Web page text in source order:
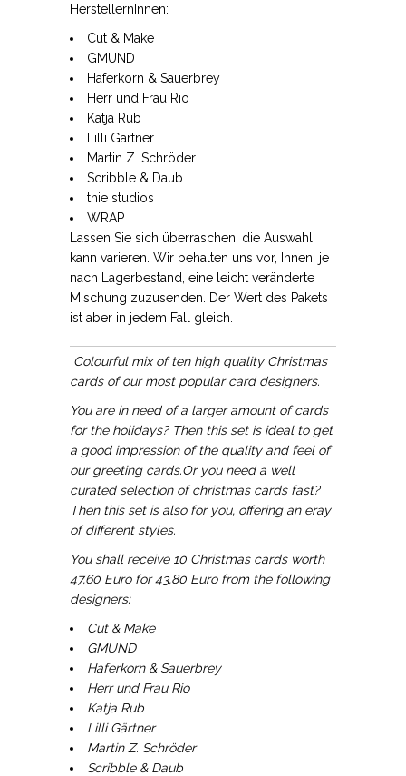
HerstellernInnen:
Cut & Make
GMUND
Haferkorn & Sauerbrey
Herr und Frau Rio
Katja Rub
Lilli Gärtner
Martin Z. Schröder
Scribble & Daub
thie studios
WRAP
Lassen Sie sich überraschen, die Auswahl
kann varieren. Wir behalten uns vor, Ihnen, je
nach Lagerbestand, eine leicht veränderte
Mischung zuzusenden. Der Wert des Pakets
ist aber in jedem Fall gleich.
Colourful mix of ten high quality Christmas
cards of our most popular card designers.
You are in need of a larger amount of cards
for the holidays? Then this set is ideal to get
a good impression of the quality and feel of
our greeting cards.Or you need a well
curated selection of christmas cards fast?
Then this set is also for you, offering an eray
of different styles.
You shall receive 10 Christmas cards worth
47,60 Euro for 43,80 Euro from the following
designers:
Cut & Make
GMUND
Haferkorn & Sauerbrey
Herr und Frau Rio
Katja Rub
Lilli Gärtner
Martin Z. Schröder
Scribble & Daub